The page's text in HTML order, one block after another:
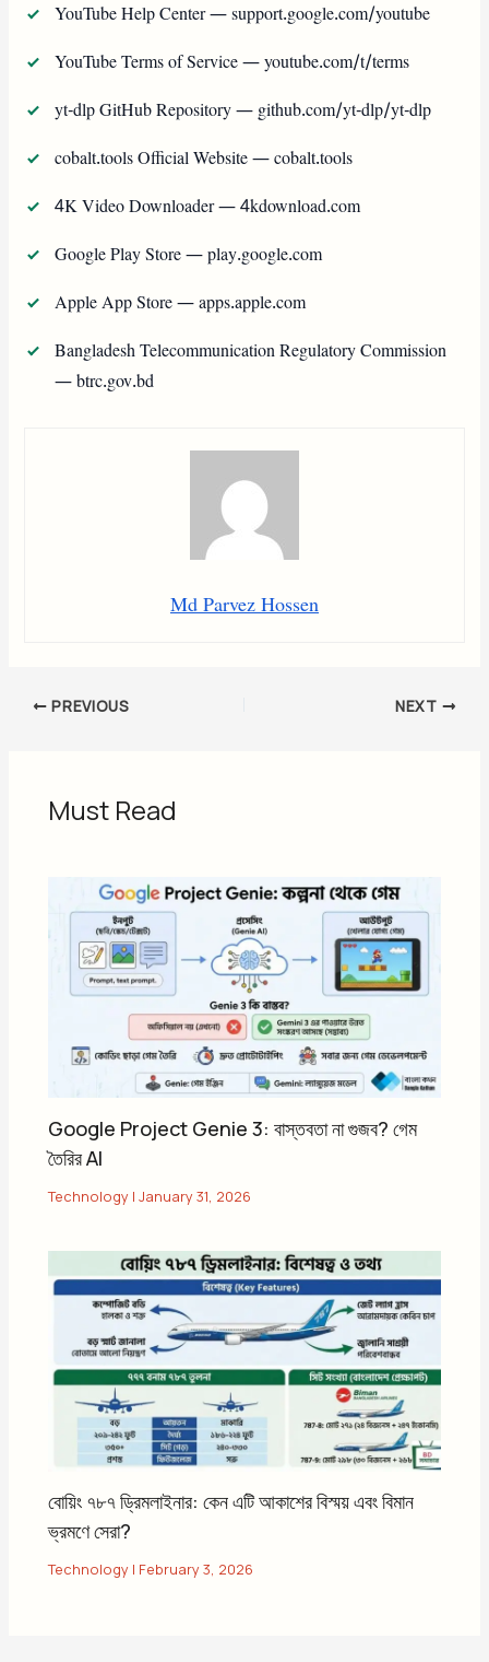
YouTube Help Center — support.google.com/youtube
YouTube Terms of Service — youtube.com/t/terms
yt-dlp GitHub Repository — github.com/yt-dlp/yt-dlp
cobalt.tools Official Website — cobalt.tools
4K Video Downloader — 4kdownload.com
Google Play Store — play.google.com
Apple App Store — apps.apple.com
Bangladesh Telecommunication Regulatory Commission
— btrc.gov.bd
Md Parvez Hossen
PREVIOUS NEXT
Must Read
Google Project Genie 3: বাস্তবতা না গুজব? গেম
তৈরির AI
Technology |January 31, 2026
বোয়িং ৭৮৭ ড্রিমলাইনার: কেন এটি আকাশের বিস্ময় এবং বিমান
ভ্রমণে সেরা?
Technology | February 3, 2026